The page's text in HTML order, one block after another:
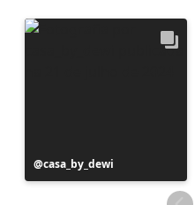
Postagem
publicada
casa_by_dewi